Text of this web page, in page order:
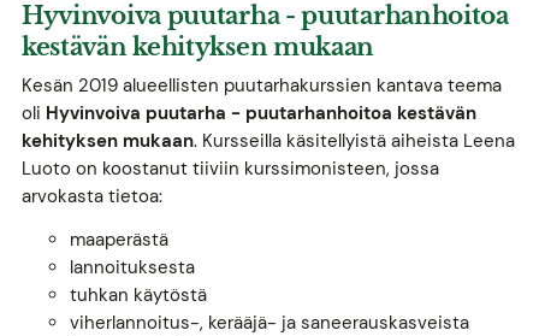
Hyvinvoiva puutarha - puutarhanhoitoa
kestävän kehityksen mukaan
Kesän 2019 alueellisten puutarhakurssien kantava teema
oli Hyvinvoiva puutarha - puutarhanhoitoa kestävän
kehityksen mukaan. Kursseilla käsitellyistä aiheista Leena
Luoto on koostanut tiiviin kurssimonisteen, jossa
arvokasta tietoa:
maaperästä
lannoituksesta
tuhkan käytöstä
viherlannoitus-, kerääjä- ja saneerauskasveista